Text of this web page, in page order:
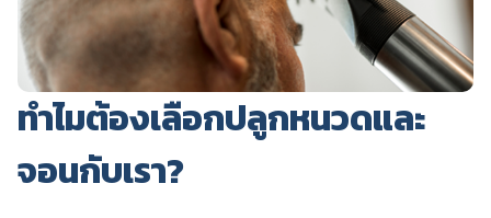
ทำไมต้องเลือกปลูกหนวดและ
จอนกับเรา?